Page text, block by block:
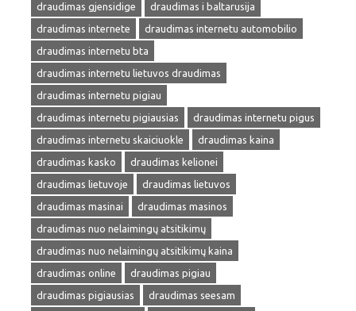
draudimas gjensidige
draudimas i baltarusija
draudimas internete
draudimas internetu automobilio
draudimas internetu bta
draudimas internetu lietuvos draudimas
draudimas internetu pigiau
draudimas internetu pigiausias
draudimas internetu pigus
draudimas internetu skaiciuokle
draudimas kaina
draudimas kasko
draudimas kelionei
draudimas lietuvoje
draudimas lietuvos
draudimas masinai
draudimas masinos
draudimas nuo nelaimingų atsitikimų
draudimas nuo nelaimingų atsitikimų kaina
draudimas online
draudimas pigiau
draudimas pigiausias
draudimas seesam